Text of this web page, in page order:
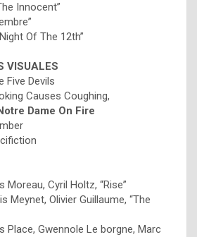
Innocent”
Of The 12th”
VISUALES
Five Devils
Causes Coughing,
Dame On Fire
Cyril Holtz, “Rise”
Meynet, Olivier Guillaume, “The
Place, Gwennole Le borgne, Marc